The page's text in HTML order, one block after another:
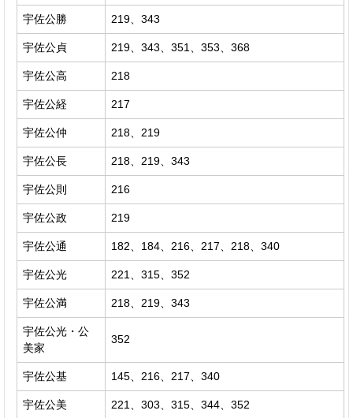
宇佐公勝 219、343
宇佐公貞 219、343、351、353、368
宇佐公高 218
宇佐公経 217
宇佐公仲 218、219
宇佐公長 218、219、343
宇佐公則 216
宇佐公政 219
宇佐公通 182、184、216、217、218、340
宇佐公光 221、315、352
宇佐公満 218、219、343
宇佐公光・公
美家
352
宇佐公基 145、216、217、340
宇佐公美 221、303、315、344、352